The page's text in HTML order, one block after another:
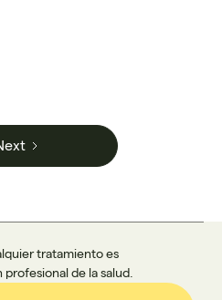
tratamiento es
de la salud.